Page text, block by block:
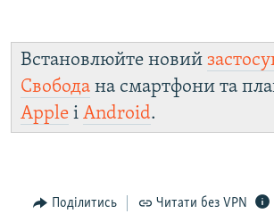
Встановлюйте новий
Свобода на смартфони та
Apple і Android.
Поділитись Читати без VPN